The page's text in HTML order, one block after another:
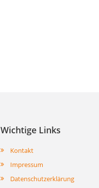
Wichtige Links
Kontakt
Impressum
Datenschutzerklärung